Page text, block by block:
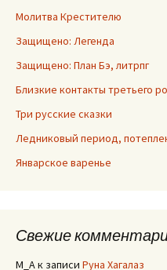
Молитва Крестителю
Защищено: Легенда
Защищено: План Бэ, литрпг
Близкие контакты третьего
Три русские сказки
Ледниковый период,
Январское варенье
Свежие
M_Aк записи Руна Хагалаз